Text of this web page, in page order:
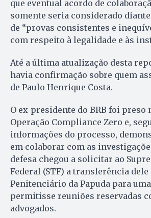
que eventual acordo de
somente seria considerado
de “provas consistentes e
com respeito à legalidade e às
Até a última atualização desta
havia confirmação sobre quem
de Paulo Henrique Costa.
O ex-presidente do BRB foi preso
Operação Compliance Zero e,
informações do processo,
em colaborar com as
defesa chegou a solicitar ao
Federal (STF) a transferência
Penitenciário da Papuda para
permitisse reuniões reservadas
advogados.